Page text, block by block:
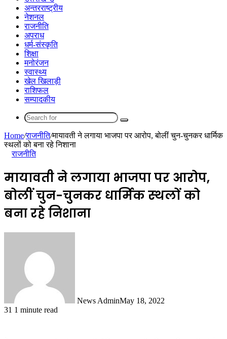
अन्तरराष्ट्रीय
नेशनल
राजनीति
अपराध
धर्म-संस्कृति
शिक्षा
मनोरंजन
स्वास्थ्य
खेल खिलाड़ी
राशिफल
सम्पादकीय
Search
Home/राजनीति/मायावती ने लगाया भाजपा पर आरोप, बोलीं चुन-चुनकर धार्मिक
स्‍थलों को बना रहे न‍िशाना
राजनीति
मायावती ने लगाया भाजपा पर आरोप,
बोलीं चुन-चुनकर धार्मिक स्‍थलों को
बना रहे न‍िशाना
News AdminMay 18, 2022
31 1 minute read